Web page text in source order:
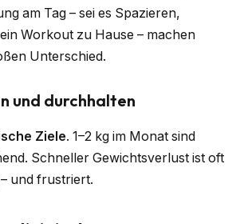
am Tag – sei es Spazieren,
Workout zu Hause – machen
Unterschied.
und durchhalten
Ziele. 1–2 kg im Monat sind
Schneller Gewichtsverlust ist oft
und frustriert.